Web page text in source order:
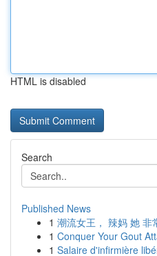
HTML is disabled
Search
Published News
1 潮流女王， 辣妈 她 非
1 Conquer Your Gout
1 Salaire d'infirmière